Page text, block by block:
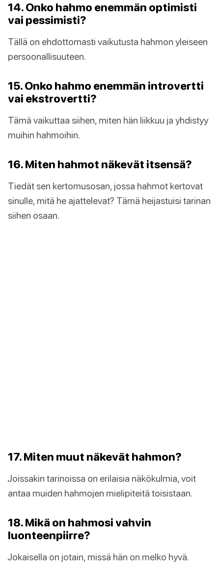
14. Onko hahmo enemmän optimisti
vai pessimisti?
Tällä on ehdottomasti vaikutusta hahmon yleiseen
persoonallisuuteen.
15. Onko hahmo enemmän introvertti
vai ekstrovertti?
Tämä vaikuttaa siihen, miten hän liikkuu ja yhdistyy
muihin hahmoihin.
16. Miten hahmot näkevät itsensä?
Tiedät sen kertomusosan, jossa hahmot kertovat
sinulle, mitä he ajattelevat? Tämä heijastuisi tarinan
siihen osaan.
17. Miten muut näkevät hahmon?
Joissakin tarinoissa on erilaisia näkökulmia, voit
antaa muiden hahmojen mielipiteitä toisistaan.
18. Mikä on hahmosi vahvin
luonteenpiirre?
Jokaisella on jotain, missä hän on melko hyvä.